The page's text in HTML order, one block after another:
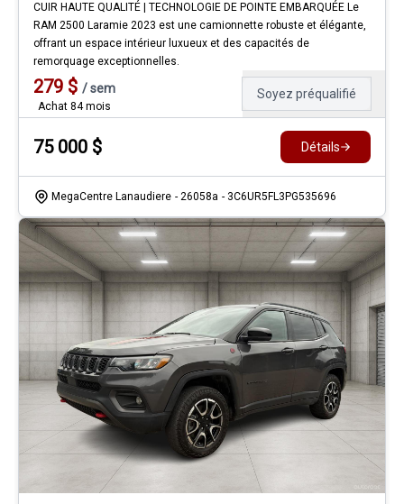
CUIR HAUTE QUALITÉ | TECHNOLOGIE DE POINTE EMBARQUÉE Le
RAM 2500 Laramie 2023 est une camionnette robuste et élégante,
offrant un espace intérieur luxueux et des capacités de
remorquage exceptionnelles.
279 $ /sem
Achat 84 mois
Soyez préqualifié
75 000 $ Détails
MegaCentre Lanaudiere - 26058a - 3C6UR5FL3PG535696